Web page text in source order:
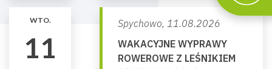
WTO.
11
Spychowo, 11.08.2026
WAKACYJNE WYPRAWY
ROWEROWE Z LEŚNIKIEM